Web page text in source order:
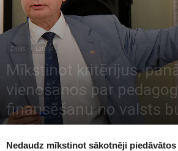
Ziņas Latvijā
Mīkstinot kritērijus,
vienošanos par
finansēšanu no valsts
Nedaudz mīkstinot sākotnēji